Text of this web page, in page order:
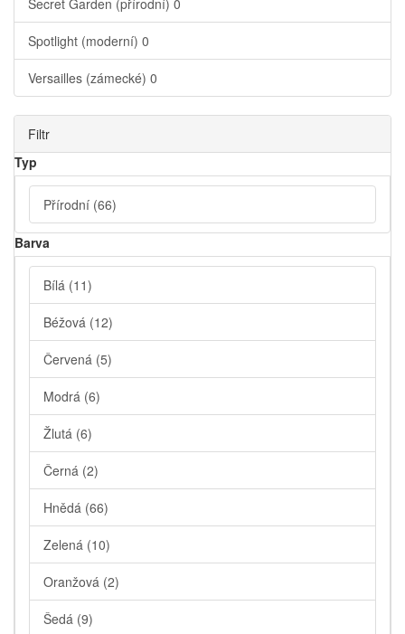
Secret Garden (přírodní) 0
Spotlight (moderní) 0
Versailles (zámecké) 0
Filtr
Typ
Přírodní (66)
Barva
Bílá (11)
Béžová (12)
Červená (5)
Modrá (6)
Žlutá (6)
Černá (2)
Hnědá (66)
Zelená (10)
Oranžová (2)
Šedá (9)